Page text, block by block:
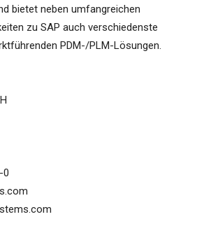
bietet neben umfangreichen
zu SAP auch verschiedenste
PDM-/PLM-Lösungen.
0